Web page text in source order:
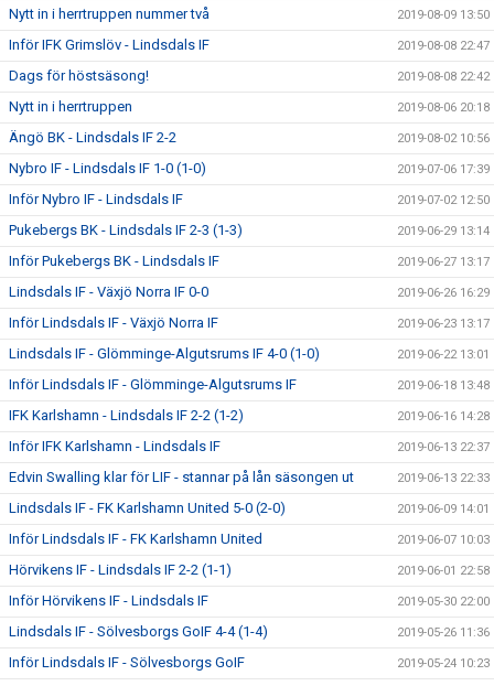
Nytt in i herrtruppen nummer två 2019-08-09 13:50
Inför IFK Grimslöv - Lindsdals IF 2019-08-08 22:47
Dags för höstsäsong! 2019-08-08 22:42
Nytt in i herrtruppen 2019-08-06 20:18
Ängö BK - Lindsdals IF 2-2 2019-08-02 10:56
Nybro IF - Lindsdals IF 1-0 (1-0) 2019-07-06 17:39
Inför Nybro IF - Lindsdals IF 2019-07-02 12:50
Pukebergs BK - Lindsdals IF 2-3 (1-3) 2019-06-29 13:14
Inför Pukebergs BK - Lindsdals IF 2019-06-27 13:17
Lindsdals IF - Växjö Norra IF 0-0 2019-06-26 16:29
Inför Lindsdals IF - Växjö Norra IF 2019-06-23 13:17
Lindsdals IF - Glömminge-Algutsrums IF 4-0 (1-0) 2019-06-22 13:01
Inför Lindsdals IF - Glömminge-Algutsrums IF 2019-06-18 13:48
IFK Karlshamn - Lindsdals IF 2-2 (1-2) 2019-06-16 14:28
Inför IFK Karlshamn - Lindsdals IF 2019-06-13 22:37
Edvin Swalling klar för LIF - stannar på lån säsongen ut 2019-06-13 22:33
Lindsdals IF - FK Karlshamn United 5-0 (2-0) 2019-06-09 14:01
Inför Lindsdals IF - FK Karlshamn United 2019-06-07 10:03
Hörvikens IF - Lindsdals IF 2-2 (1-1) 2019-06-01 22:58
Inför Hörvikens IF - Lindsdals IF 2019-05-30 22:00
Lindsdals IF - Sölvesborgs GoIF 4-4 (1-4) 2019-05-26 11:36
Inför Lindsdals IF - Sölvesborgs GoIF 2019-05-24 10:23